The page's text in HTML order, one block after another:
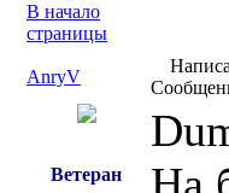
В начало
страницы
AnryV
Ветеран